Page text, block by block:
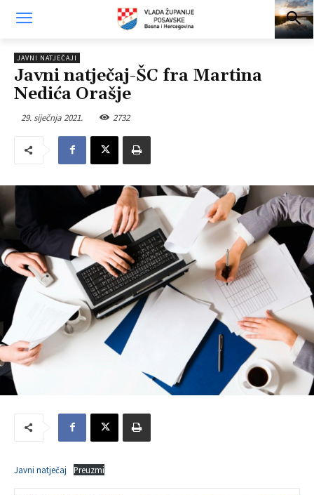
JAVNI NATJEČAJI
Javni natječaj-ŠC fra Martina
Nedića Orašje
29. siječnja 2021. 2732
Javni natječaj Preuzmi